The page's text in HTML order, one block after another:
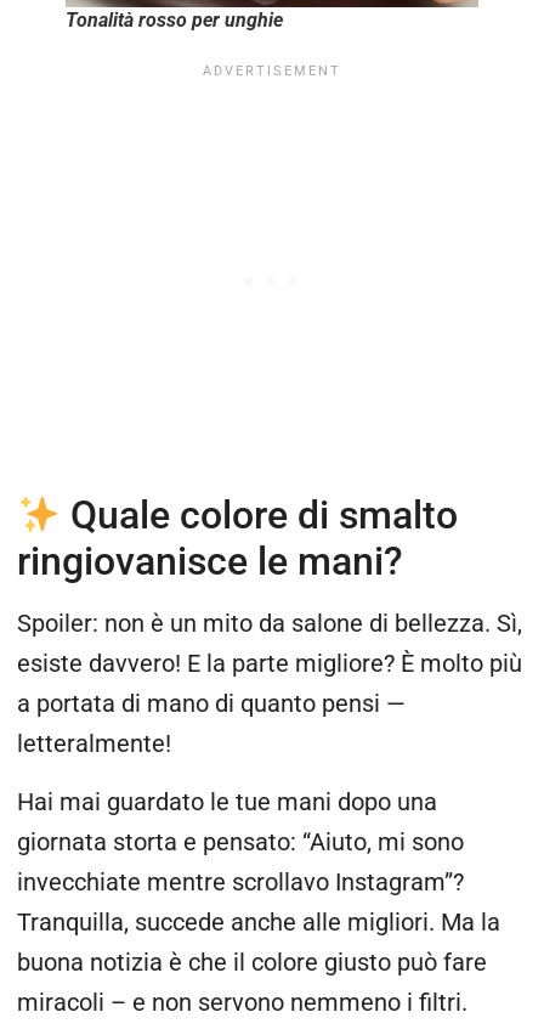
Tonalità rosso per unghie
Quale colore di smalto
ringiovanisce le mani?
Spoiler: non è un mito da salone di bellezza. Sì,
esiste davvero! E la parte migliore? È molto più
a portata di mano di quanto pensi —
letteralmente!
Hai mai guardato le tue mani dopo una
giornata storta e pensato: “Aiuto, mi sono
invecchiate mentre scrollavo Instagram”?
Tranquilla, succede anche alle migliori. Ma la
buona notizia è che il colore giusto può fare
miracoli – e non servono nemmeno i filtri.